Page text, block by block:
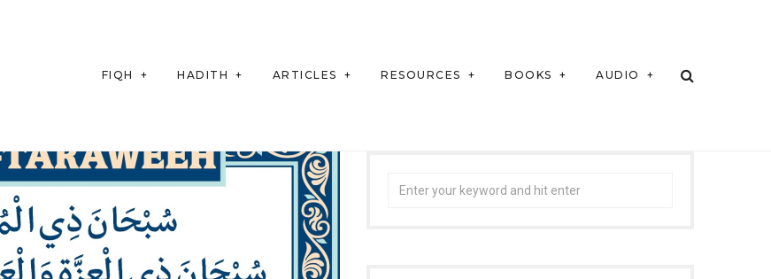
FIQH HADITH ARTICLES RESOURCES BOOKS AUDIO